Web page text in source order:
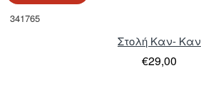
341765
Στολή Καν- Καν
€29,00